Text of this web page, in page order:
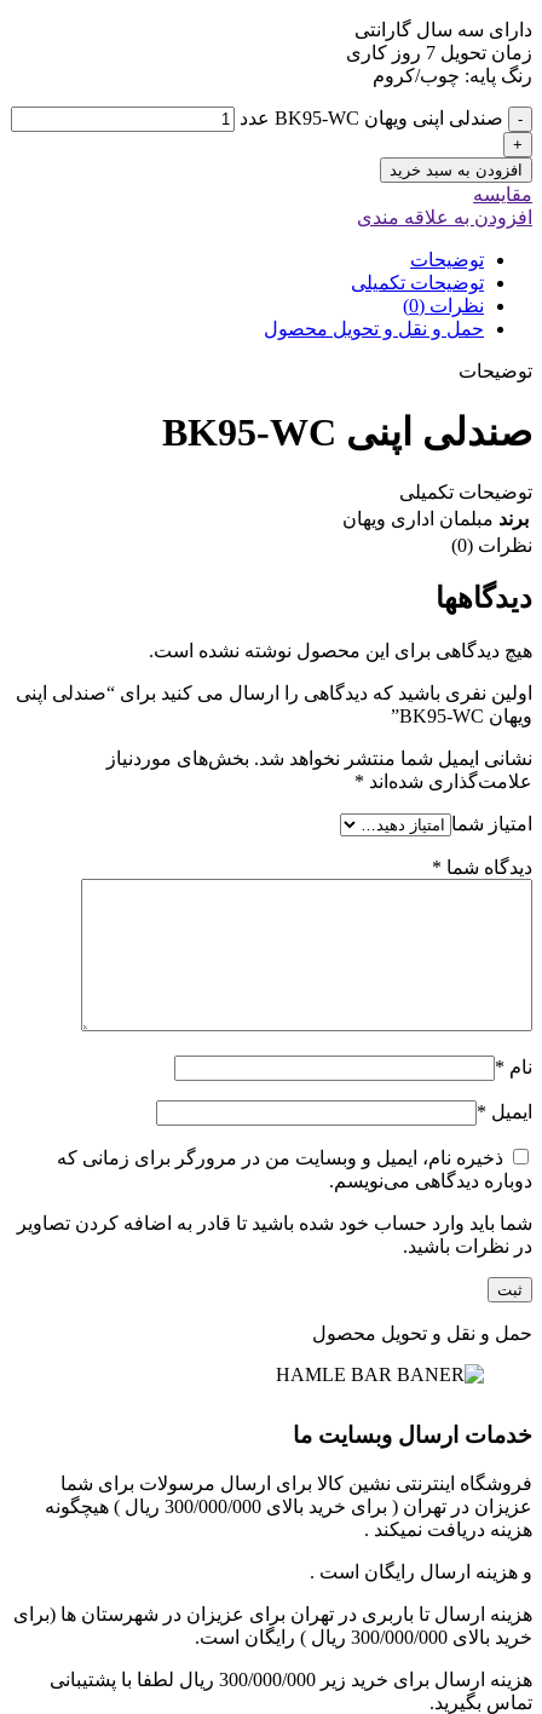
دارای سه سال گارانتی
زمان تحویل 7 روز کاری
رنگ پایه: چوب/کروم
- صندلی اپنی ویهان BK95-WC عدد
+
افزودن به سبد خرید
مقایسه
افزودن به علاقه مندی
توضیحات
توضیحات تکمیلی
نظرات (0)
حمل و نقل و تحویل محصول
توضیحات
صندلی اپنی BK95-WC
توضیحات تکمیلی
برند مبلمان اداری ویهان
نظرات (0)
دیدگاهها
هیچ دیدگاهی برای این محصول نوشته نشده است.
اولین نفری باشید که دیدگاهی را ارسال می کنید برای “صندلی اپنی
ویهان BK95-WC”
نشانی ایمیل شما منتشر نخواهد شد. بخش‌های موردنیاز
علامت‌گذاری شده‌اند *
امتیاز شما
دیدگاه شما *
نام *
ایمیل *
ذخیره نام، ایمیل و وبسایت من در مرورگر برای زمانی که
دوباره دیدگاهی می‌نویسم.
شما باید وارد حساب خود شده باشید تا قادر به اضافه کردن تصاویر
در نظرات باشید.
حمل و نقل و تحویل محصول
خدمات ارسال وبسایت ما
فروشگاه اینترنتی نشین کالا برای ارسال مرسولات برای شما
عزیزان در تهران ( برای خرید بالای 300/000/000 ریال ) هیچگونه
هزینه دریافت نمیکند .
و هزینه ارسال رایگان است .
هزینه ارسال تا باربری در تهران برای عزیزان در شهرستان ها (برای
خرید بالای 300/000/000 ریال ) رایگان است.
هزینه ارسال برای خرید زیر 300/000/000 ریال لطفا با پشتیبانی
تماس بگیرید.